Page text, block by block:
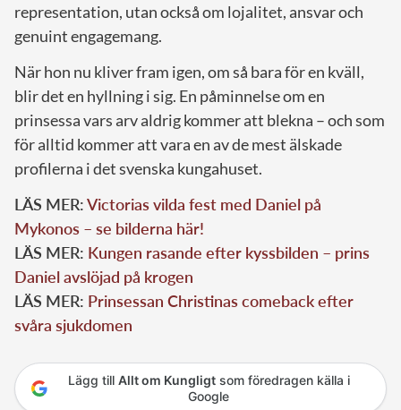
representation, utan också om lojalitet, ansvar och
genuint engagemang.
När hon nu kliver fram igen, om så bara för en kväll,
blir det en hyllning i sig. En påminnelse om en
prinsessa vars arv aldrig kommer att blekna – och som
för alltid kommer att vara en av de mest älskade
profilerna i det svenska kungahuset.
LÄS MER:Victorias vilda fest med Daniel på
Mykonos – se bilderna här!
LÄS MER: Kungen rasande efter kyssbilden – prins
Daniel avslöjad på krogen
LÄS MER: Prinsessan Christinas comeback efter
svåra sjukdomen
Lägg till Allt om Kungligtsom föredragen källa i
Google